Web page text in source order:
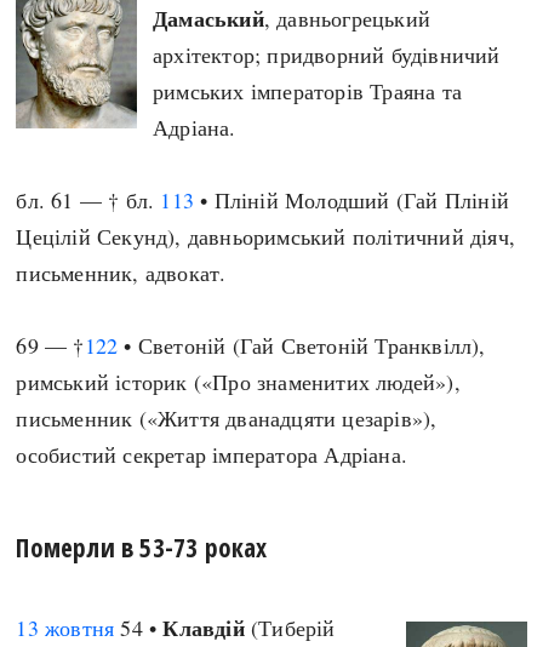
Дамаський, давньогрецький
архітектор; придворний будівничий
римських імператорів Траяна та
Адріана.
бл. 61 — † бл. 113 • Пліній Молодший (Гай Пліній
Цецілій Секунд), давньоримський політичний діяч,
письменник, адвокат.
69 — †122 • Светоній (Гай Светоній Транквілл),
римський історик («Про знаменитих людей»),
письменник («Життя дванадцяти цезарів»),
особистий секретар імператора Адріана.
Померли в 53-73 роках
13 жовтня 54 •Клавдій(Тиберій